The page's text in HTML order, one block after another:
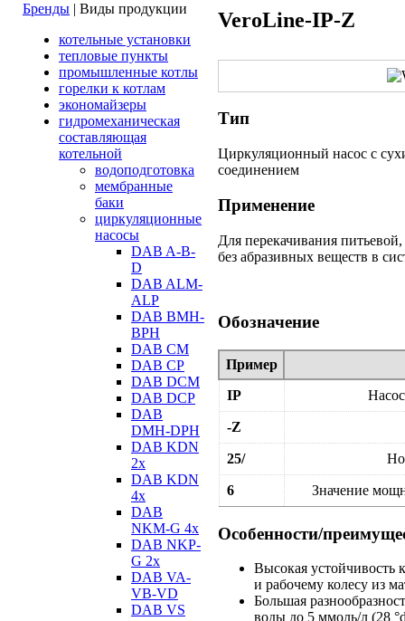
Бренды | Виды продукции
котельные установки
тепловые пункты
промышленные котлы
горелки к котлам
экономайзеры
гидромеханическая
составляющая
котельной
водоподготовка
мембранные
баки
циркуляционные
насосы
DAB A-B-
D
DAB ALM-
ALP
DAB BMH-
BPH
DAB CM
DAB CP
DAB DCM
DAB DCP
DAB
DMH-DPH
DAB KDN
2х
DAB KDN
4х
DAB
NKM-G 4х
DAB NKP-
G 2х
DAB VA-
VB-VD
DAB VS
VeroLine-IP-Z
Тип
Циркуляционный насос с
соединением
Применение
Для перекачивания
без абразивных веществ в
Обозначение
Пример
IP
-Z
25/
6 Значение
Особенности/
Высокая устойчивость
и рабочему колесу из
Большая
воды до 5 ммоль/л (28